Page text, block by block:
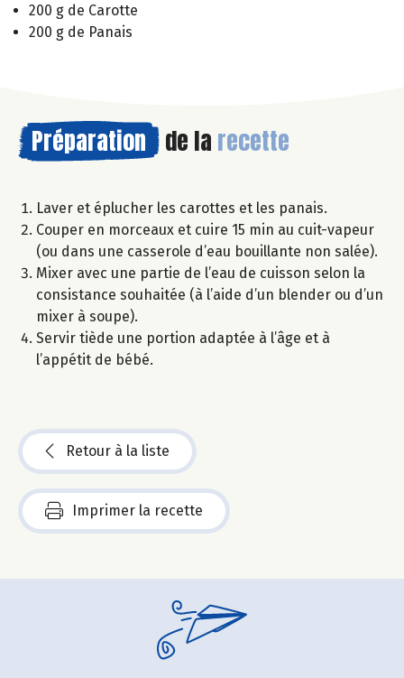
200 g de Carotte
200 g de Panais
Préparation de la recette
Laver et éplucher les carottes et les panais.
Couper en morceaux et cuire 15 min au cuit-vapeur
(ou dans une casserole d’eau bouillante non salée).
Mixer avec une partie de l’eau de cuisson selon la
consistance souhaitée (à l’aide d’un blender ou d’un
mixer à soupe).
Servir tiède une portion adaptée à l’âge et à
l’appétit de bébé.
Retour à la liste
Imprimer la recette